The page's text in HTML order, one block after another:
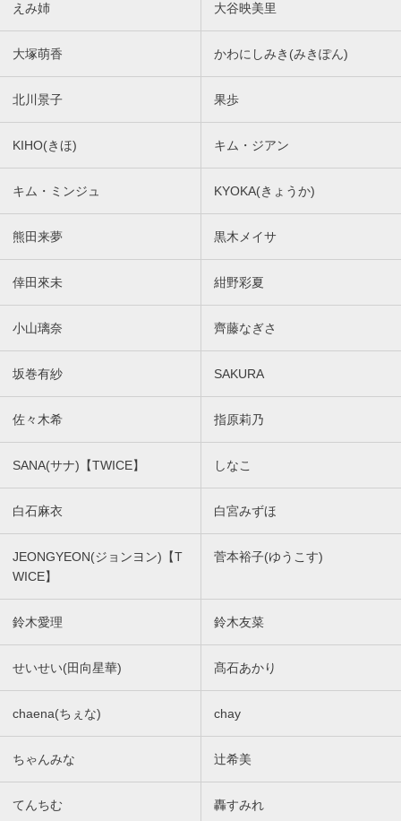
えみ姉 大谷映美里
大塚萌香 かわにしみき(みきぽん)
北川景子 果歩
KIHO(きほ) キム・ジアン
キム・ミンジュ KYOKA(きょうか)
熊田来夢 黒木メイサ
倖田來未 紺野彩夏
小山璃奈 齊藤なぎさ
坂巻有紗 SAKURA
佐々木希 指原莉乃
SANA(サナ)【TWICE】 しなこ
白石麻衣 白宮みずほ
JEONGYEON(ジョンヨン)【T
WICE】
菅本裕子(ゆうこす)
鈴木愛理 鈴木友菜
せいせい(田向星華) 髙石あかり
chaena(ちぇな) chay
ちゃんみな 辻希美
てんちむ 轟すみれ